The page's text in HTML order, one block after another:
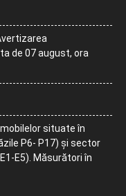
de 07 august, ora
situate în
P6- P17) și sector
E5). Măsurători în